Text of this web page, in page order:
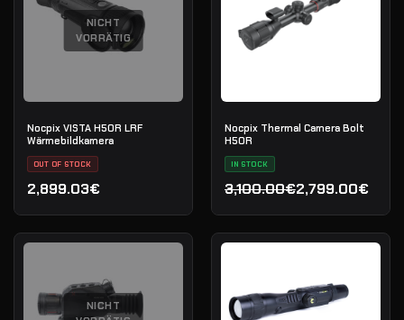
NICHT
VORRÄTIG
Nocpix VISTA H50R LRF
Wärmebildkamera
OUT OF STOCK
2,899.03€
Nocpix Thermal Camera Bolt
H50R
IN STOCK
3,100.00€
Ursprünglicher Preis
2,799.00€
Aktueller Preis ist:
NICHT